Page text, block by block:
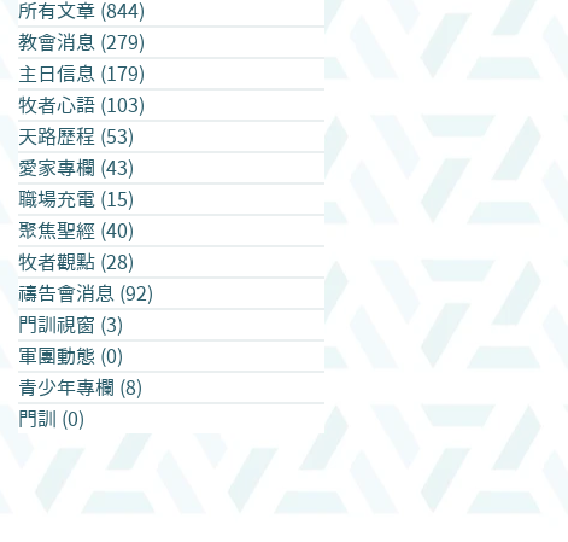
所有文章 (844)
教會消息 (279)
主日信息 (179)
牧者心語 (103)
天路歷程 (53)
愛家專欄 (43)
職場充電 (15)
聚焦聖經 (40)
牧者觀點 (28)
禱告會消息 (92)
門訓視窗 (3)
軍團動態 (0)
青少年專欄 (8)
門訓
(0)